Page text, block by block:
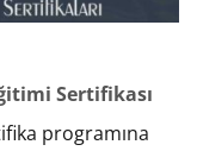
Sertifikası
programına